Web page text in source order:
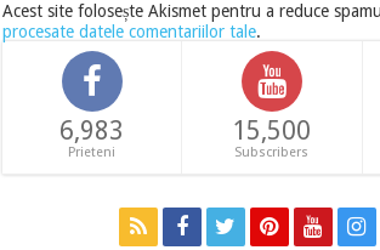
Acest site folosește Akismet pentru a reduce
procesate datele comentariilor tale.
6,983
Prieteni
15,500
Subscribers